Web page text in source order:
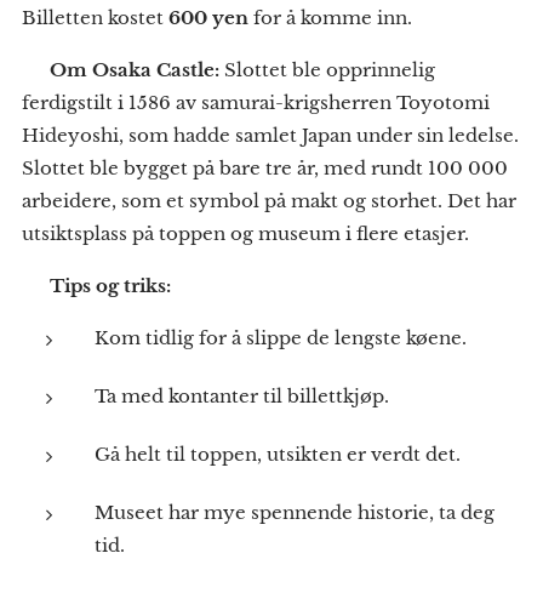
Billetten kostet 600 yen for å komme inn.
Om Osaka Castle: Slottet ble opprinnelig
ferdigstilt i 1586 av samurai-krigsherren Toyotomi
Hideyoshi, som hadde samlet Japan under sin ledelse.
Slottet ble bygget på bare tre år, med rundt 100 000
arbeidere, som et symbol på makt og storhet. Det har
utsiktsplass på toppen og museum i flere etasjer.
Tips og triks:
Kom tidlig for å slippe de lengste køene.
Ta med kontanter til billettkjøp.
Gå helt til toppen, utsikten er verdt det.
Museet har mye spennende historie, ta deg
tid.